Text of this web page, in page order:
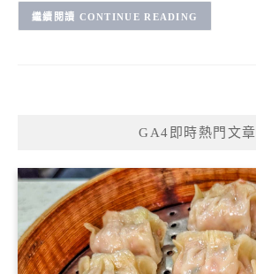
CONTINUE READING
GA4即時熱門文章